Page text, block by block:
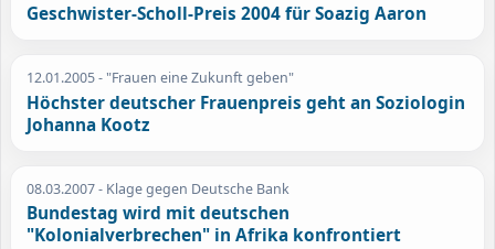
Geschwister-Scholl-Preis 2004 für Soazig Aaron
12.01.2005- "Frauen eine Zukunft geben"
Höchster deutscher Frauenpreis geht an Soziologin
Johanna Kootz
08.03.2007- Klage gegen Deutsche Bank
Bundestag wird mit deutschen
"Kolonialverbrechen" in Afrika konfrontiert